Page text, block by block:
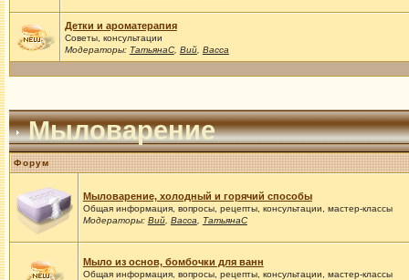
Детки и ароматерапия
Советы, консультации
Модераторы: ТатьянаС, Вий, Васса
Мыловарение
Форум
Мыловарение, холодный и горячий способы
Общая информация, вопросы, рецепты, консультации, мастер-классы
Модераторы: Вий, Васса ТатьянаС
Мыло из основ, бомбочки для ванн
Общая информация, вопросы, рецепты, консультации, мастер-классы